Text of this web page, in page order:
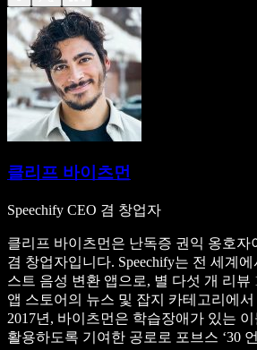
클리프 바이츠먼
Speechify CEO 겸 창업자
클리프 바이츠먼은 난독증 권익 옹호자
겸 창업자입니다. Speechify는 전 세계
스트 음성 변환 앱으로, 별 다섯 개 리뷰
앱 스토어의 뉴스 및 잡지 카테고리에
2017년, 바이츠먼은 학습장애가 있는
활용하도록 기여한 공로로 포브스 ‘30